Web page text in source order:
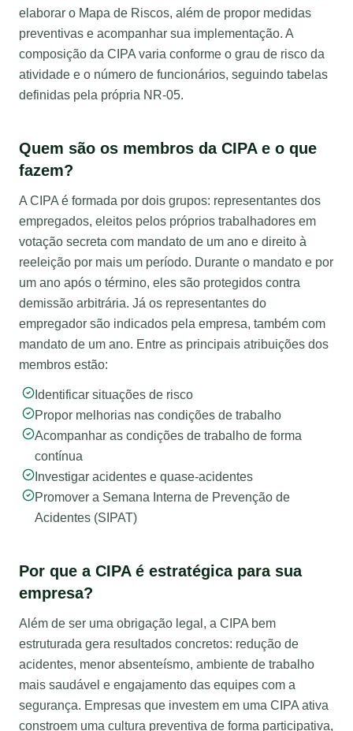
elaborar o Mapa de Riscos, além de propor medidas
preventivas e acompanhar sua implementação. A
composição da CIPA varia conforme o grau de risco da
atividade e o número de funcionários, seguindo tabelas
definidas pela própria NR-05.
Quem são os membros da CIPA e o que
fazem?
A CIPA é formada por dois grupos: representantes dos
empregados, eleitos pelos próprios trabalhadores em
votação secreta com mandato de um ano e direito à
reeleição por mais um período. Durante o mandato e por
um ano após o término, eles são protegidos contra
demissão arbitrária. Já os representantes do
empregador são indicados pela empresa, também com
mandato de um ano. Entre as principais atribuições dos
membros estão:
Identificar situações de risco
Propor melhorias nas condições de trabalho
Acompanhar as condições de trabalho de forma
contínua
Investigar acidentes e quase-acidentes
Promover a Semana Interna de Prevenção de
Acidentes (SIPAT)
Por que a CIPA é estratégica para sua
empresa?
Além de ser uma obrigação legal, a CIPA bem
estruturada gera resultados concretos: redução de
acidentes, menor absenteísmo, ambiente de trabalho
mais saudável e engajamento das equipes com a
segurança. Empresas que investem em uma CIPA ativa
constroem uma cultura preventiva de forma participativa,